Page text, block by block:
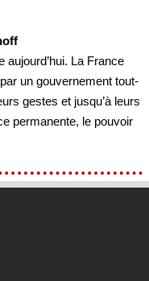
aujourd’hui. La France
un gouvernement tout-
gestes et jusqu’à leurs
permanente, le pouvoir